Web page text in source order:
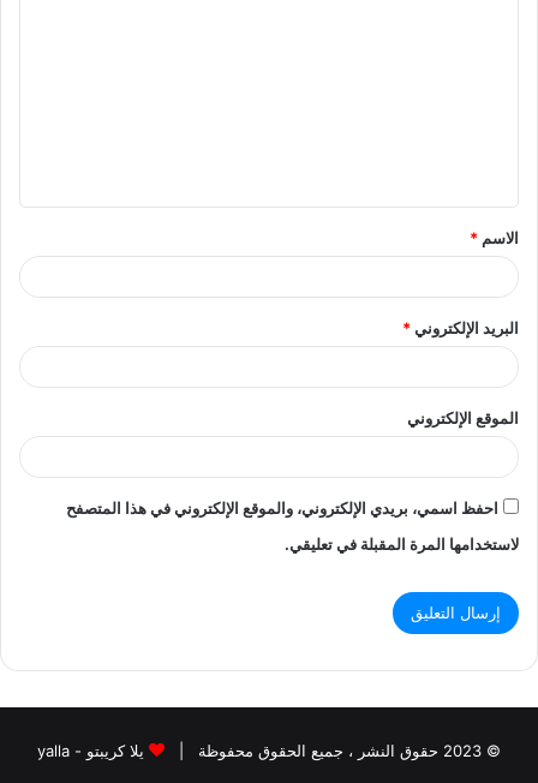
ق
*
الاسم *
البريد الإلكتروني*
الموقع الإلكتروني
احفظ اسمي، بريدي الإلكتروني، والموقع الإلكتروني في هذا المتصفح
لاستخدامها المرة المقبلة في تعليقي.
© 2023 حقوق النشر ، جميع الحقوق محفوظة |
يلا كريبتو - yalla